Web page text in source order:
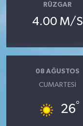
RÜZGAR
4.00 M/S
08 AĞUSTOS
CUMARTESI
26°